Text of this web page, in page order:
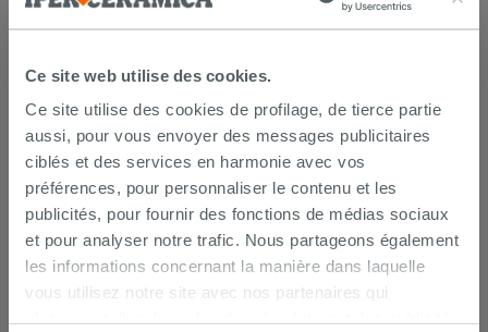
Ce site web utilise des cookies.
Ce site utilise des cookies de profilage, de tierce partie
aussi, pour vous envoyer des messages publicitaires
ciblés et des services en harmonie avec vos
préférences, pour personnaliser le contenu et les
publicités, pour fournir des fonctions de médias sociaux
et pour analyser notre trafic. Nous partageons également
les informations concernant la manière dans laquelle
vous utilisez notre site avec nos partenaires qui
15x60x2400 mm
6,99 €
AJOUTER AU PANIER